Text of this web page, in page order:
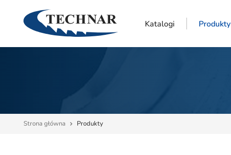
Katalogi Produkty
Strona główna Produkty